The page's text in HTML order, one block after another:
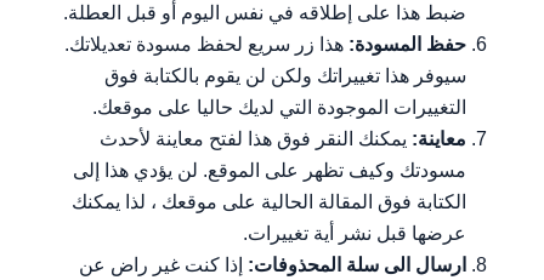
ضبط هذا على إطلاقه في نفس اليوم أو قبل العطلة.
حفظ المسودة: هذا زر سريع لحفظ مسودة تعديلاتك.
سيوفر هذا تغييراتك ولكن لن يقوم بالكتابة فوق
التغييرات الموجودة التي لديك حاليا على موقعك.
معاينة: يمكنك النقر فوق هذا لفتح معاينة لأحدث
مسودتك وكيف تظهر على الموقع. لن يؤدي هذا إلى
الكتابة فوق المقالة الحالية على موقعك ، لذا يمكنك
عرضها قبل نشر أية تغييرات.
ارسال الى سلة المحذوفات: إذا كنت غير راض عن